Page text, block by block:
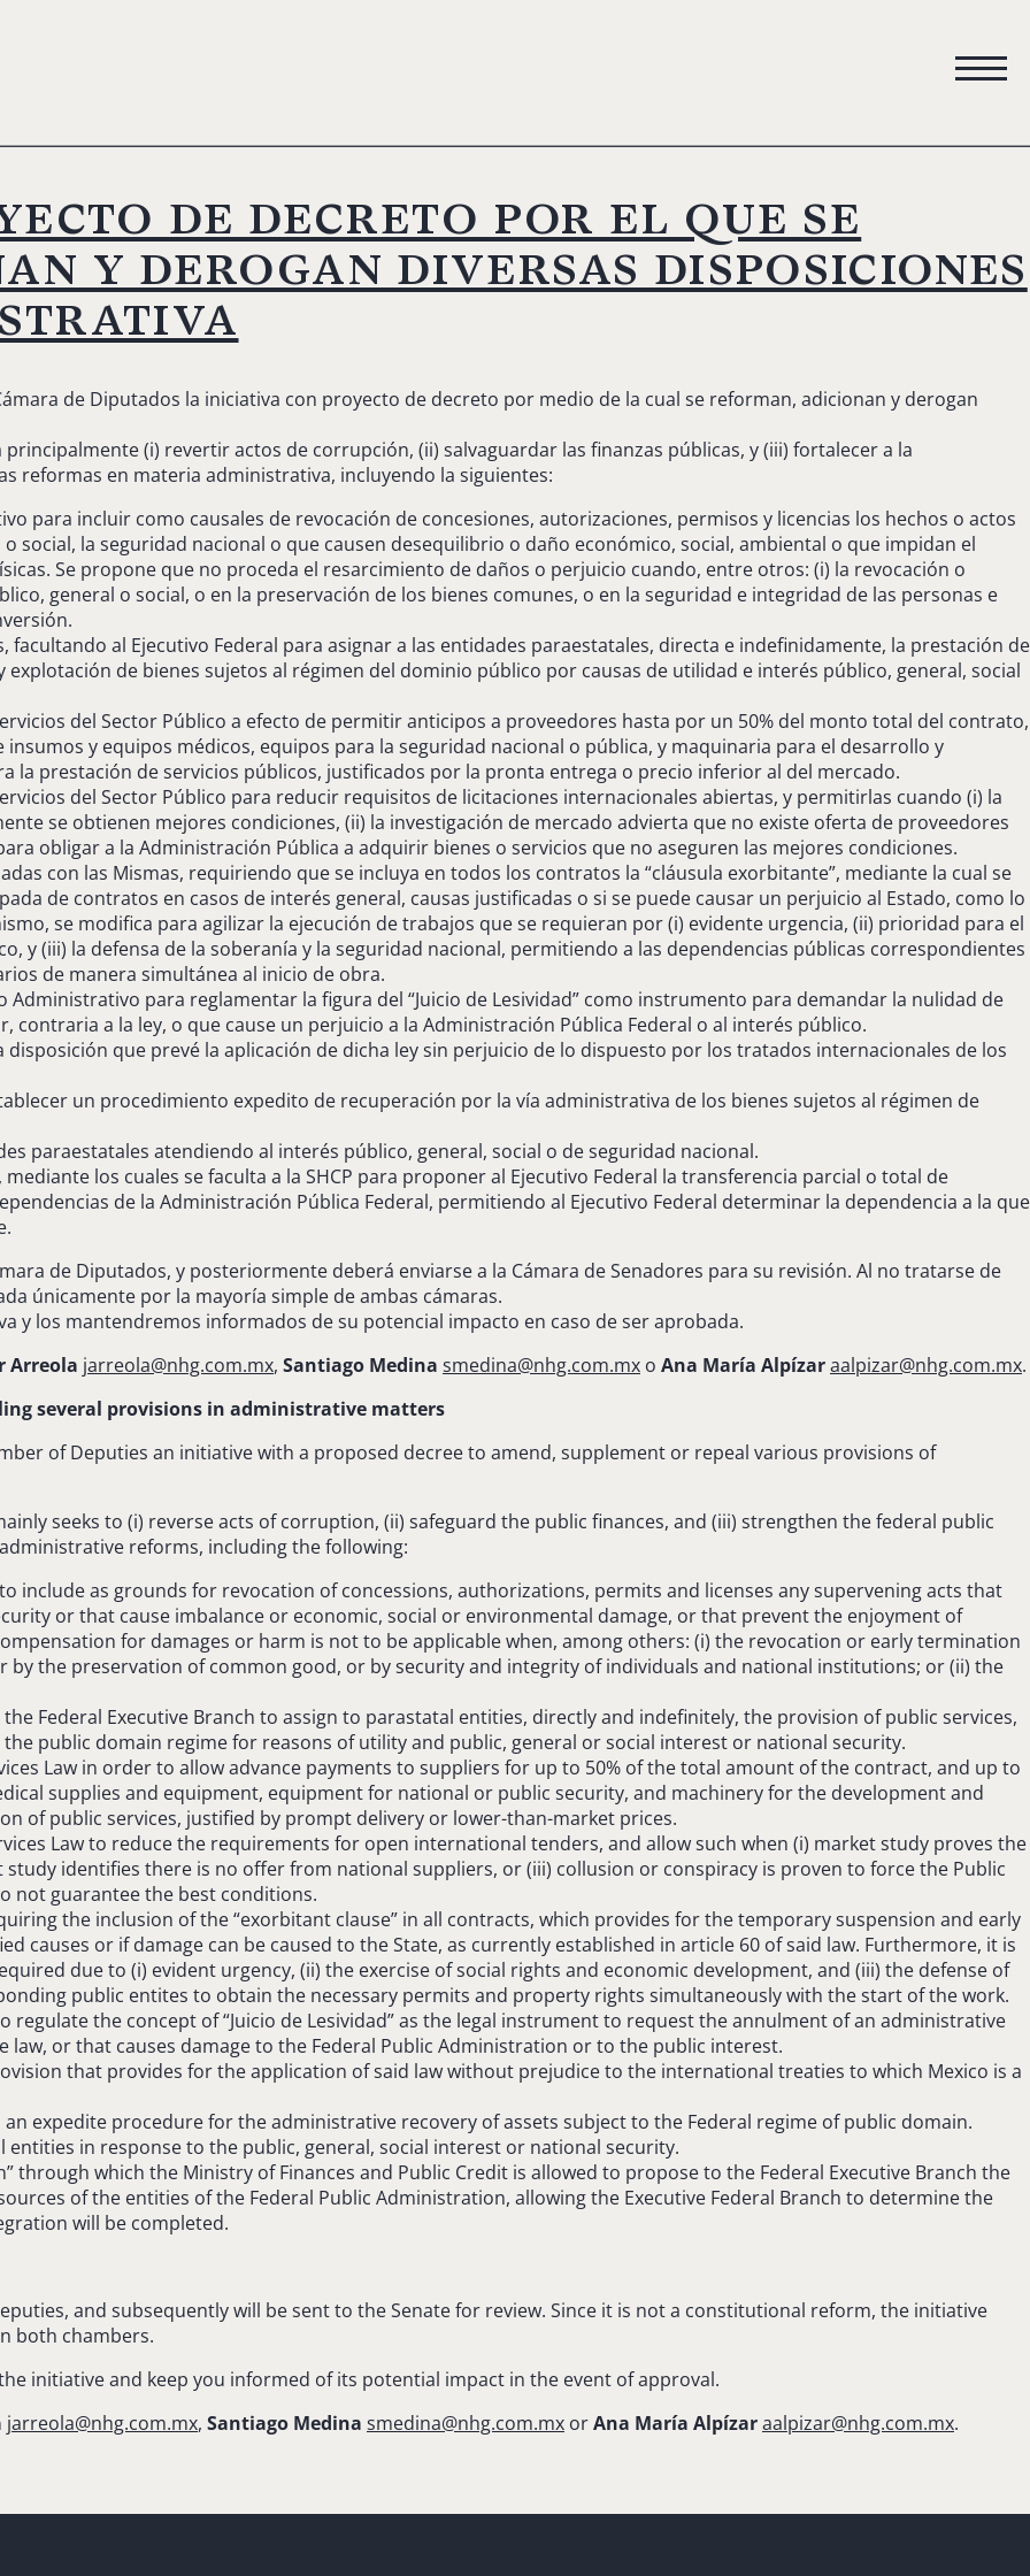
de decreto por el que se
y derogan diversas disposiciones
de Diputados la iniciativa con proyecto de decreto por medio de la cual se reforman, adicionan y derogan
(i) revertir actos de corrupción, (ii) salvaguardar las finanzas públicas, y (iii) fortalecer a la
reformas en materia administrativa, incluyendo la siguientes:
para incluir como causales de revocación de concesiones, autorizaciones, permisos y licencias los hechos o actos
social, la seguridad nacional o que causen desequilibrio o daño económico, social, ambiental o que impidan el
Se propone que no proceda el resarcimiento de daños o perjuicio cuando, entre otros: (i) la revocación o
general o social, o en la preservación de los bienes comunes, o en la seguridad e integridad de las personas e
facultando al Ejecutivo Federal para asignar a las entidades paraestatales, directa e indefinidamente, la prestación de
de bienes sujetos al régimen del dominio público por causas de utilidad e interés público, general, social
del Sector Público a efecto de permitir anticipos a proveedores hasta por un 50% del monto total del contrato,
y equipos médicos, equipos para la seguridad nacional o pública, y maquinaria para el desarrollo y
prestación de servicios públicos, justificados por la pronta entrega o precio inferior al del mercado.
del Sector Público para reducir requisitos de licitaciones internacionales abiertas, y permitirlas cuando (i) la
se obtienen mejores condiciones, (ii) la investigación de mercado advierta que no existe oferta de proveedores
obligar a la Administración Pública a adquirir bienes o servicios que no aseguren las mejores condiciones.
con las Mismas, requiriendo que se incluya en todos los contratos la “cláusula exorbitante”, mediante la cual se
de contratos en casos de interés general, causas justificadas o si se puede causar un perjuicio al Estado, como lo
se modifica para agilizar la ejecución de trabajos que se requieran por (i) evidente urgencia, (ii) prioridad para el
y (iii) la defensa de la soberanía y la seguridad nacional, permitiendo a las dependencias públicas correspondientes
de manera simultánea al inicio de obra.
para reglamentar la figura del “Juicio de Lesividad” como instrumento para demandar la nulidad de
a la ley, o que cause un perjuicio a la Administración Pública Federal o al interés público.
que prevé la aplicación de dicha ley sin perjuicio de lo dispuesto por los tratados internacionales de los
un procedimiento expedito de recuperación por la vía administrativa de los bienes sujetos al régimen de
paraestatales atendiendo al interés público, general, social o de seguridad nacional.
los cuales se faculta a la SHCP para proponer al Ejecutivo Federal la transferencia parcial o total de
de la Administración Pública Federal, permitiendo al Ejecutivo Federal determinar la dependencia a la que
de Diputados, y posteriormente deberá enviarse a la Cámara de Senadores para su revisión. Al no tratarse de
únicamente por la mayoría simple de ambas cámaras.
y los mantendremos informados de su potencial impacto en caso de ser aprobada.
Arreola jarreola@nhg.com.mx, Santiago Medina smedina@nhg.com.mx o Ana María Alpízaraalpizar@nhg.com.mx.
several provisions in administrative matters
of Deputies an initiative with a proposed decree to amend, supplement or repeal various provisions of
seeks to (i) reverse acts of corruption, (ii) safeguard the public finances, and (iii) strengthen the federal public
reforms, including the following:
include as grounds for revocation of concessions, authorizations, permits and licenses any supervening acts that
or that cause imbalance or economic, social or environmental damage, or that prevent the enjoyment of
for damages or harm is not to be applicable when, among others: (i) the revocation or early termination
the preservation of common good, or by security and integrity of individuals and national institutions; or (ii) the
Federal Executive Branch to assign to parastatal entities, directly and indefinitely, the provision of public services,
public domain regime for reasons of utility and public, general or social interest or national security.
Law in order to allow advance payments to suppliers for up to 50% of the total amount of the contract, and up to
supplies and equipment, equipment for national or public security, and machinery for the development and
of public services, justified by prompt delivery or lower-than-market prices.
Law to reduce the requirements for open international tenders, and allow such when (i) market study proves the
identifies there is no offer from national suppliers, or (iii) collusion or conspiracy is proven to force the Public
not guarantee the best conditions.
the inclusion of the “exorbitant clause” in all contracts, which provides for the temporary suspension and early
causes or if damage can be caused to the State, as currently established in article 60 of said law. Furthermore, it is
due to (i) evident urgency, (ii) the exercise of social rights and economic development, and (iii) the defense of
public entites to obtain the necessary permits and property rights simultaneously with the start of the work.
regulate the concept of “Juicio de Lesividad” as the legal instrument to request the annulment of an administrative
or that causes damage to the Federal Public Administration or to the public interest.
that provides for the application of said law without prejudice to the international treaties to which Mexico is a
expedite procedure for the administrative recovery of assets subject to the Federal regime of public domain.
in response to the public, general, social interest or national security.
through which the Ministry of Finances and Public Credit is allowed to propose to the Federal Executive Branch the
of the entities of the Federal Public Administration, allowing the Executive Federal Branch to determine the
will be completed.
and subsequently will be sent to the Senate for review. Since it is not a constitutional reform, the initiative
both chambers.
initiative and keep you informed of its potential impact in the event of approval.
jarreola@nhg.com.mx, Santiago Medina smedina@nhg.com.mx orAna María Alpízaraalpizar@nhg.com.mx.